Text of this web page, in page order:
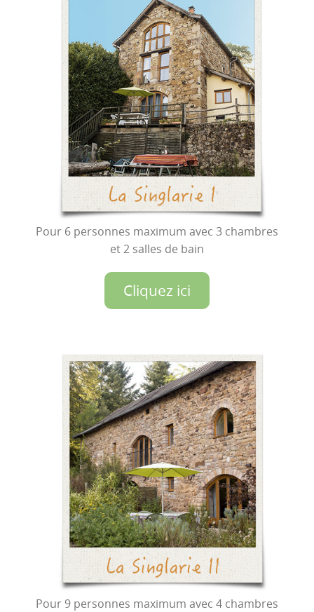
Pour 6 personnes maximum avec 3 chambres
et 2 salles de bain
Cliquez ici
Pour 9 personnes maximum avec 4 chambres